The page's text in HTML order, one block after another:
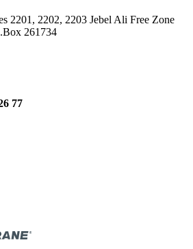
2201, 2202, 2203 Jebel Ali Free Zone
261734
77